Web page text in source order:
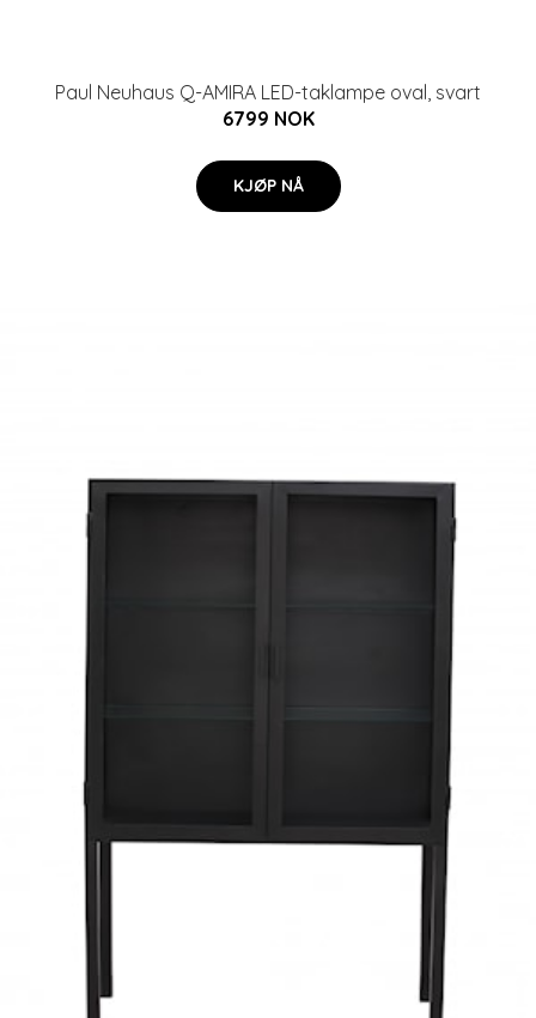
Paul Neuhaus Q-AMIRA LED-taklampe oval, svart
6799 NOK
KJØP NÅ